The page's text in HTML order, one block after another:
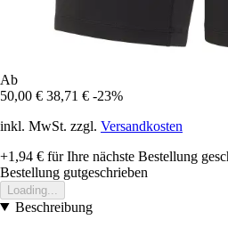
Ab
50,00 € 38,71 € -23%
inkl. MwSt. zzgl. Versandkosten
+1,94 € für Ihre nächste Bestellung
Bestellung gutgeschrieben
Loading...
Beschreibung